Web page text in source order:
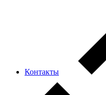
Контакты